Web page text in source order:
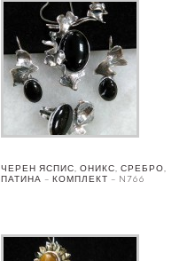
ЧЕРЕН ЯСПИС, ОНИКС, СРЕБРО,
ПАТИНА – КОМПЛЕКТ – N766